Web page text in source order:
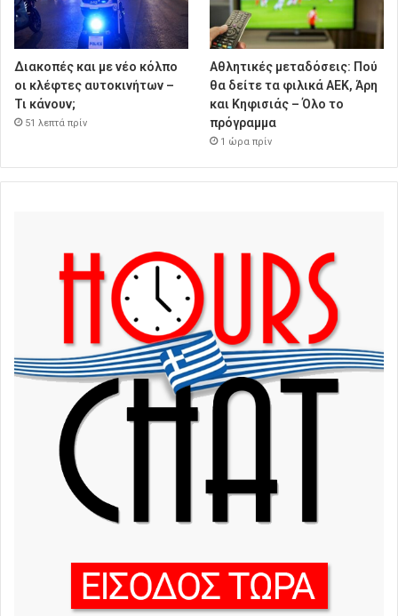
Διακοπές και με νέο κόλπο
οι κλέφτες αυτοκινήτων –
Τι κάνουν;
51 λεπτά πρίν
Αθλητικές μεταδόσεις: Πού
θα δείτε τα φιλικά ΑΕΚ, Άρη
και Κηφισιάς – Όλο το
πρόγραμμα
1 ώρα πρίν